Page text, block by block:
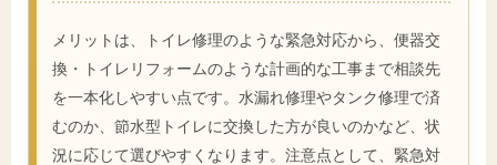
メリットは、トイレ修理のような緊急対応から、便器交
換・トイレリフォームのような計画的な工事まで相談先
を一本化しやすい点です。水漏れ修理やタンク修理で済
むのか、節水型トイレに交換した方が良いのかなど、状
況に応じて選びやすくなります。注意点として、緊急対